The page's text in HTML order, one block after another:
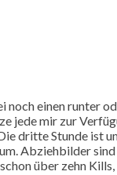
einen runter
jede mir zur
dritte Stunde ist
Abziehbilder
über zehn